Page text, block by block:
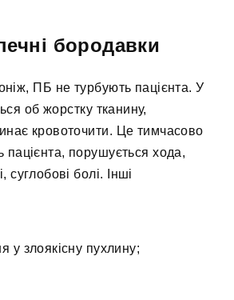
бородавки
ПБ не турбують пацієнта. У
об жорстку тканину,
кровоточити. Це тимчасово
пацієнта, порушується хода,
суглобові болі. Інші
у злоякісну пухлину;